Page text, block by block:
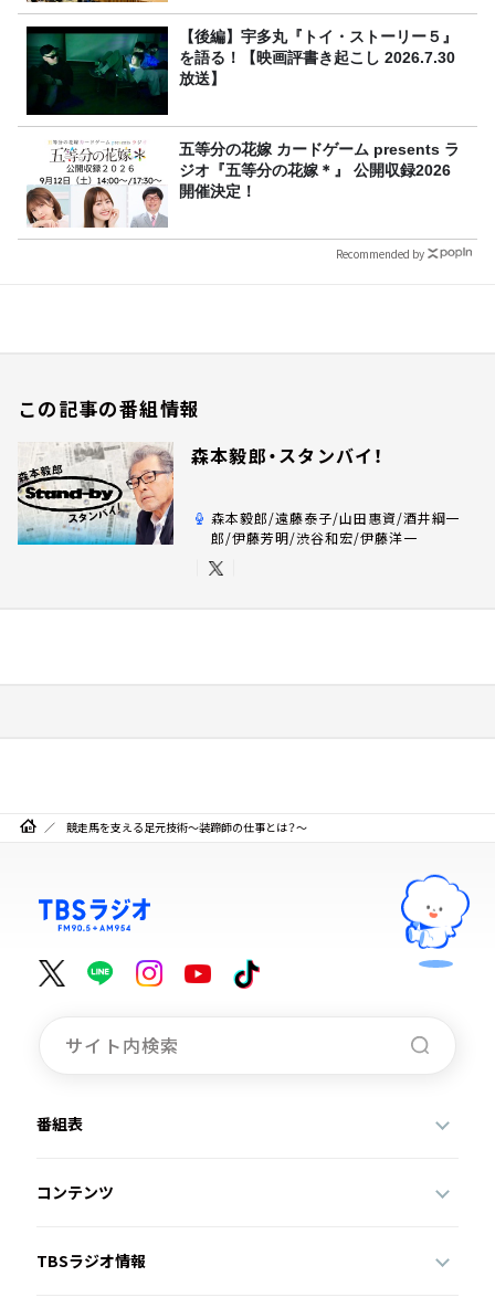
【後編】宇多丸『トイ・ストーリー５』
を語る！【映画評書き起こし 2026.7.30
放送】
五等分の花嫁 カードゲーム presents ラ
ジオ『五等分の花嫁＊』 公開収録2026
開催決定！
Recommended by
この記事の番組情報
森本毅郎・スタンバイ！
森本毅郎/遠藤泰子/山田惠資/酒井綱一
郎/伊藤芳明/渋谷和宏/伊藤洋一
競走馬を支える足元技術～装蹄師の仕事とは？～
番組表
コンテンツ
TBSラジオ情報